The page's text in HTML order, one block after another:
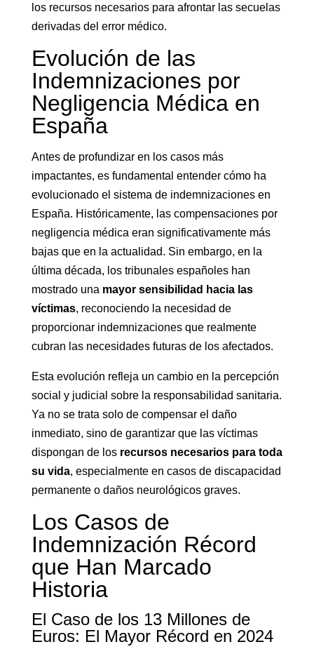
los recursos necesarios para afrontar las secuelas
derivadas del error médico.
Evolución de las
Indemnizaciones por
Negligencia Médica en
España
Antes de profundizar en los casos más
impactantes, es fundamental entender cómo ha
evolucionado el sistema de indemnizaciones en
España. Históricamente, las compensaciones por
negligencia médica eran significativamente más
bajas que en la actualidad. Sin embargo, en la
última década, los tribunales españoles han
mostrado una mayor sensibilidad hacia las
víctimas, reconociendo la necesidad de
proporcionar indemnizaciones que realmente
cubran las necesidades futuras de los afectados.
Esta evolución refleja un cambio en la percepción
social y judicial sobre la responsabilidad sanitaria.
Ya no se trata solo de compensar el daño
inmediato, sino de garantizar que las víctimas
dispongan de los recursos necesarios para toda
su vida, especialmente en casos de discapacidad
permanente o daños neurológicos graves.
Los Casos de
Indemnización Récord
que Han Marcado
Historia
El Caso de los 13 Millones de
Euros: El Mayor Récord en 2024